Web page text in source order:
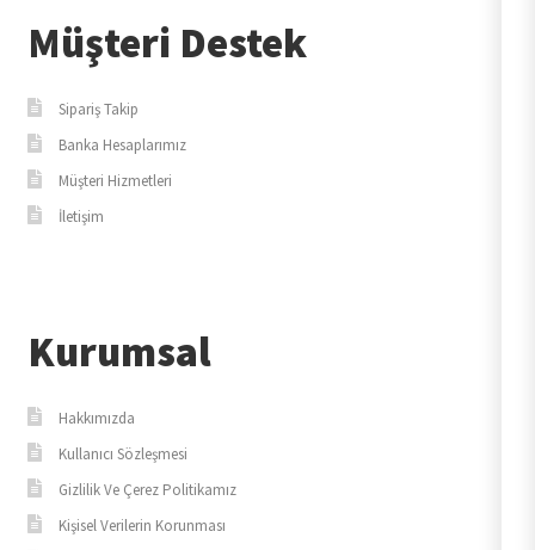
Müşteri Destek
Sipariş Takip
Banka Hesaplarımız
Müşteri Hizmetleri
İletişim
Kurumsal
Hakkımızda
Kullanıcı Sözleşmesi
Gizlilik Ve Çerez Politikamız
Kişisel Verilerin Korunması